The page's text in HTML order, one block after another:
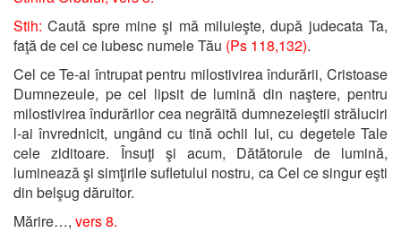
Stih: Caută spre mine şi mă miluieşte, după judecata Ta,
faţă de cei ce iubesc numele Tău (Ps 118,132).
Cel ce Te-ai întrupat pentru milostivirea îndurării, Cristoase
Dumnezeule, pe cel lipsit de lumină din naştere, pentru
milostivirea îndurărilor cea negrăită dumnezeieştii străluciri
l-ai învrednicit, ungând cu tină ochii lui, cu degetele Tale
cele ziditoare. Însuţi şi acum, Dătătorule de lumină,
luminează şi simţirile sufletului nostru, ca Cel ce singur eşti
din belşug dăruitor.
Mărire…, vers 8.